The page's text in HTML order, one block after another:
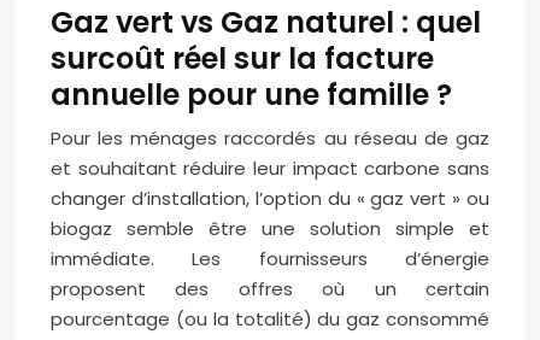
Gaz vert vs Gaz naturel : quel
surcoût réel sur la facture
annuelle pour une famille ?
Pour les ménages raccordés au réseau de gaz
et souhaitant réduire leur impact carbone sans
changer d’installation, l’option du « gaz vert » ou
biogaz semble être une solution simple et
immédiate. Les fournisseurs d’énergie
proposent des offres où un certain
pourcentage (ou la totalité) du gaz consommé